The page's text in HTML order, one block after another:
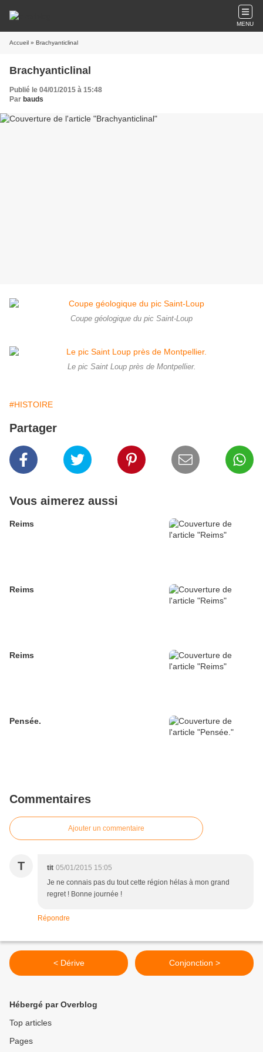
MENU
Accueil » Brachyanticlinal
Brachyanticlinal
Publié le 04/01/2015 à 15:48
Par bauds
Coupe géologique du pic Saint-Loup
Le pic Saint Loup près de Montpellier.
#HISTOIRE
Partager
Vous aimerez aussi
Reims
Reims
Reims
Pensée.
Commentaires
Ajouter un commentaire
T tit 05/01/2015 15:05
Je ne connais pas du tout cette région hélas à mon grand
regret ! Bonne journée !
Répondre
< Dérive Conjonction >
Hébergé par Overblog
Top articles
Pages